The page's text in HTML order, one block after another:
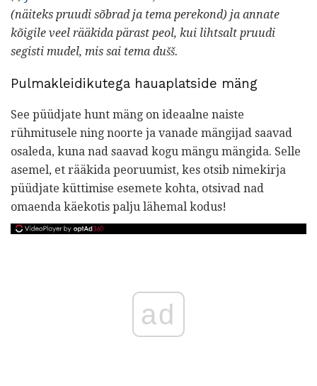
(näiteks pruudi sõbrad ja tema perekond) ja annate
kõigile veel rääkida pärast peol, kui lihtsalt pruudi
segisti mudel, mis sai tema dušš.
Pulmakleidikutega hauaplatside mäng
See püüdjate hunt mäng on ideaalne naiste
rühmitusele ning noorte ja vanade mängijad saavad
osaleda, kuna nad saavad kogu mängu mängida. Selle
asemel, et rääkida peoruumist, kes otsib nimekirja
püüdjate küttimise esemete kohta, otsivad nad
omaenda käekotis palju lähemal kodus!
ad